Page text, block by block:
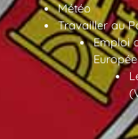
Météo
Travailler au
Emploi